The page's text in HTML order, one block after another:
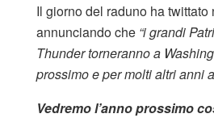
Il giorno del raduno ha twittato
annunciando che “i grandi
Thunder torneranno a
prossimo e per molti altri anni
Vedremo l’anno prossimo